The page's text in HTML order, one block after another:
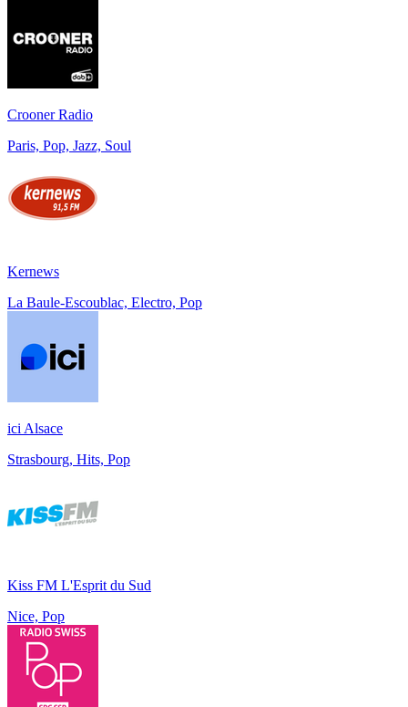
Crooner Radio
Paris, Pop, Jazz, Soul
Kernews
La Baule-Escoublac, Electro, Pop
ici Alsace
Strasbourg, Hits, Pop
Kiss FM L'Esprit du Sud
Nice, Pop